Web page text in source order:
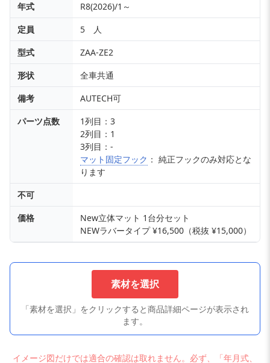
年式
R8(2026)/1～
定員
5 人
型式
ZAA-ZE2
形状
全車共通
備考
AUTECH可
パーツ点数
1列目：3
2列目：1
3列目：-
マット固定フック ： 純正フックのみ対応とな
ります
不可
価格
New立体マット 1台分セット
NEWラバータイプ ¥16,500（税抜 ¥15,000）
素材を選択
「素材を選択」をクリックすると商品詳細ページが表示され
ます。
イメージ図だけでは適合の確認は取れません。必ず、「年月式、